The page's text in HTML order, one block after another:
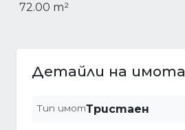
72.00 m²
Детайли на имота
Тип имотТристаен